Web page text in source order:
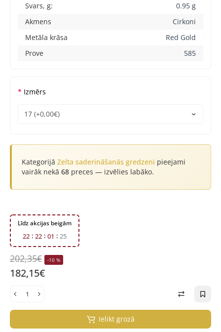
Svars, g:
0.95 g
Akmens
Cirkoni
Metāla krāsa
Red Gold
Prove
585
Izmērs
Kategorijā Zelta saderināšanās gredzeni pieejami
vairāk nekā 68 preces — izvēlies labāko.
Līdz akcijas beigām
22 22 01 24
202,35€ -10 %
182,15€
Ielikt grozā